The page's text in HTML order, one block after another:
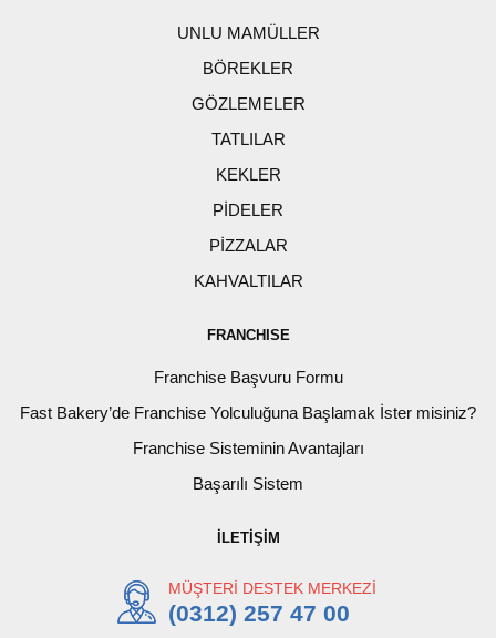
UNLU MAMÜLLER
BÖREKLER
GÖZLEMELER
TATLILAR
KEKLER
PİDELER
PİZZALAR
KAHVALTILAR
FRANCHISE
Franchise Başvuru Formu
Fast Bakery’de Franchise Yolculuğuna Başlamak İster misiniz?
Franchise Sisteminin Avantajları
Başarılı Sistem
İLETİŞİM
MÜŞTERİ DESTEK MERKEZİ
(0312) 257 47 00